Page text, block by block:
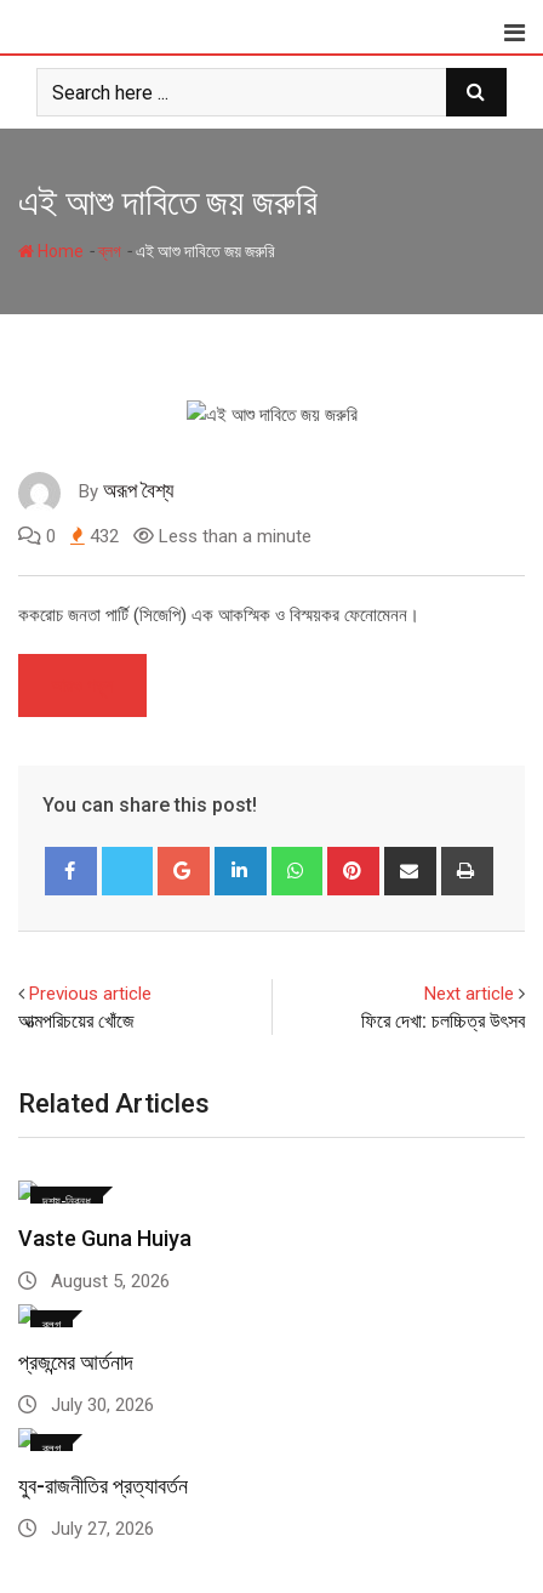
content
এই আশু দাবিতে জয় জরুরি
Home -ব্লগ -এই আশু দাবিতে জয় জরুরি
By অরূপ বৈশ্য
0 432 Less than a minute
ককরোচ জনতা পার্টি (সিজেপি) এক আকস্মিক ও বিস্ময়কর ফেনোমেনন।
You can share this post!
Google+ LinkedIn WhatsappPinterest Share
Previous article
আত্মপরিচয়ের খোঁজে
Next article
ফিরে দেখা: চলচ্চিত্র উৎসব
Related Articles
দৃশ্য-নিবন্ধ
Vaste Guna Huiya
August 5, 2026
ব্লগ
প্রজন্মের আর্তনাদ
July 30, 2026
ব্লগ
যুব-রাজনীতির প্রত্যাবর্তন
July 27, 2026